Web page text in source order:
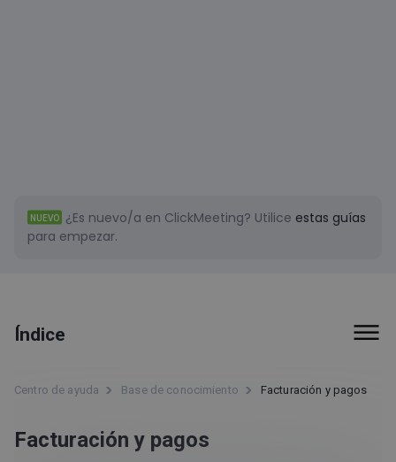
NUEVO ¿Es nuevo/a en ClickMeeting? Utilice estas guías
para empezar.
Índice
Primeros pasos
Centro de ayuda Base de conocimiento Facturación y pagos
Facturación y pagos